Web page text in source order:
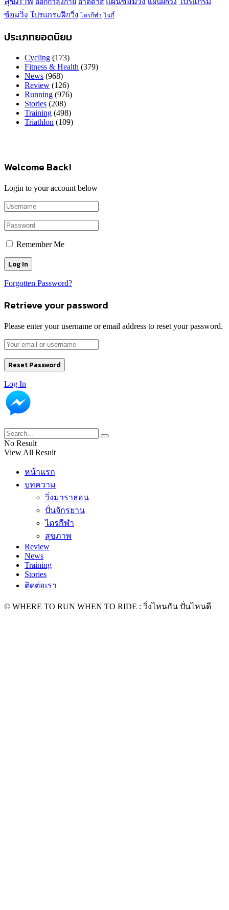
ออกกำลังกาย อาดิดาส แผนฝึกวิ่ง
ซ้อมวิ่ง โปรแกรมฝึกวิ่ง ไตรกีฬา ไนกี้
ประเภทยอดนิยม
Cycling (173)
Fitness & Health (379)
News (968)
Review (126)
Running (976)
Stories (208)
Training (498)
Triathlon (109)
Welcome Back!
Login to your account below
Remember Me
Forgotten Password?
Retrieve your password
Please enter your username or email address to reset your password.
Log In
No Result
View All Result
หน้าแรก
บทความ
วิ่งมาราธอน
ปั่นจักรยาน
ไตรกีฬา
สุขภาพ
Review
News
Training
Stories
ติดต่อเรา
© WHERE TO RUN WHEN TO RIDE : วิ่งไหนกัน ปั่นไหนดี